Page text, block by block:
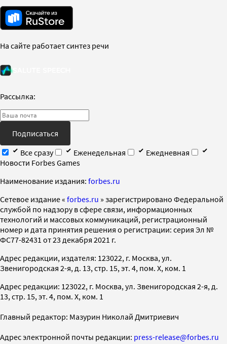
На сайте работает синтез речи
Рассылка:
Подписаться
Все сразу
Еженедельная
Ежедневная
Новости Forbes Games
Наименование издания: forbes.ru
Cетевое издание « forbes.ru » зарегистрировано Федеральной
службой по надзору в сфере связи, информационных
технологий и массовых коммуникаций, регистрационный
номер и дата принятия решения о регистрации: серия Эл №
ФС77-82431 от 23 декабря 2021 г.
Адрес редакции, издателя: 123022, г. Москва, ул.
Звенигородская 2-я, д. 13, стр. 15, эт. 4, пом. X, ком. 1
Адрес редакции: 123022, г. Москва, ул. Звенигородская 2-я, д.
13, стр. 15, эт. 4, пом. X, ком. 1
Главный редактор: Мазурин Николай Дмитриевич
Адрес электронной почты редакции: press-release@forbes.ru